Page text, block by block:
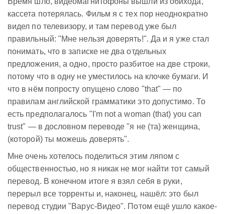
кассета потерялась. Фильм я с тех пор неоднократно
видел по телевизору, и там перевод уже был
правильный: "Мне нельзя доверять!". Да и я уже стал
понимать, что в записке не два отдельных
предложения, а одно, просто разбитое на две строки,
потому что в одну не уместилось на клочке бумаги. И
что в нём попросту опущено слово "that" — по
правилам английской грамматики это допустимо. То
есть предполагалось "I'm not a woman (that) you can
trust" — в дословном переводе "я не (та) женщина,
(которой) ты можешь доверять".
Мне очень хотелось поделиться этим ляпом с
общественностью, но я никак не мог найти тот самый
перевод. В конечном итоге я взял себя в руки,
перерыл все торренты и, наконец, нашёл: это был
перевод студии "Варус-Видео". Потом ещё ушло какое-